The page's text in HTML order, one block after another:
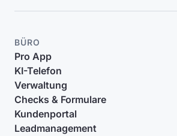
BÜRO
Pro App
KI-Telefon
Verwaltung
Checks & Formulare
Kundenportal
Leadmanagement